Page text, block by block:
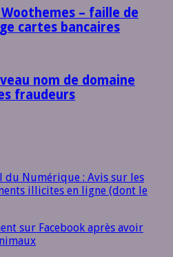
– faille de
cartes bancaires
nom de domaine
fraudeurs
du Numérique : Avis sur les
illicites en ligne (dont le
sur Facebook après avoir